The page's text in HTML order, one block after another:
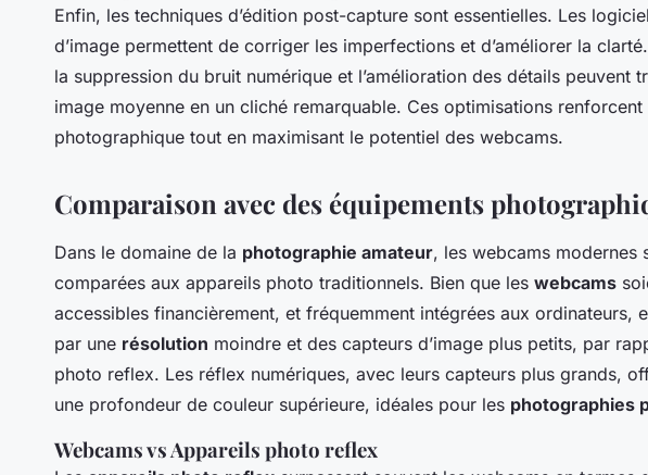
Enfin, les techniques d’édition post-capture sont essentielles. Les
d’image permettent de corriger les imperfections et d’améliorer la
la suppression du bruit numérique et l’amélioration des détails peuvent
image moyenne en un cliché remarquable. Ces optimisations renforcent
photographique tout en maximisant le potentiel des webcams.
Comparaison avec des équipements
Dans le domaine de la photographie amateur, les webcams modernes
comparées aux appareils photo traditionnels. Bien que les webcams
accessibles financièrement, et fréquemment intégrées aux ordinateurs,
par une résolution moindre et des capteurs d’image plus petits, par
photo reflex. Les réflex numériques, avec leurs capteurs plus grands,
une profondeur de couleur supérieure, idéales pour les photographies
Webcams vs Appareils photo reflex